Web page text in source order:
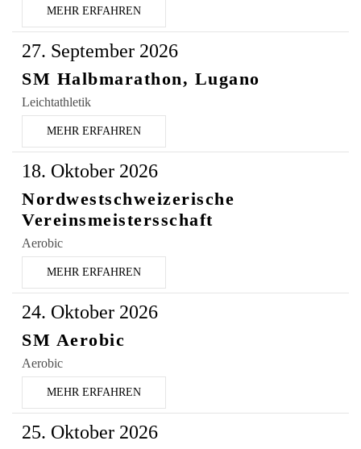
MEHR ERFAHREN
27. September 2026
SM Halbmarathon, Lugano
Leichtathletik
MEHR ERFAHREN
18. Oktober 2026
Nordwestschweizerische
Vereinsmeistersschaft
Aerobic
MEHR ERFAHREN
24. Oktober 2026
SM Aerobic
Aerobic
MEHR ERFAHREN
25. Oktober 2026